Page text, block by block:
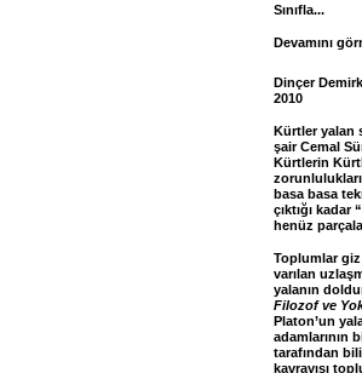
Sınıfla...
Devamını
Dinçer
2010
Kürtler yalan
şair Cemal
Kürtlerin
basa basa
çıktığı
henüz
Toplumlar
varılan
yalanın
Filozof ve
Platon’un
adamlarının
tarafından
kavrayışı